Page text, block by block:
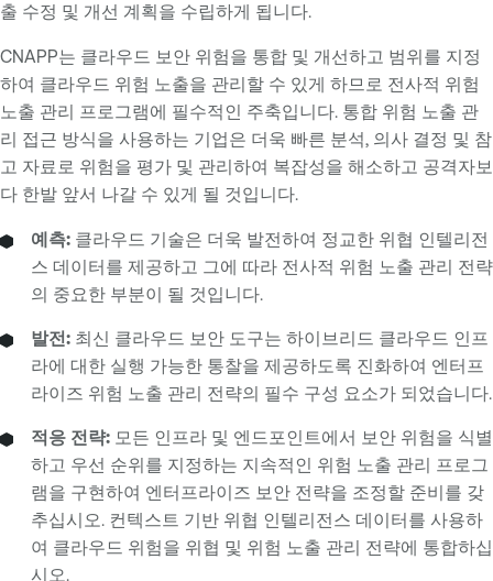
출 수정 및 개선 계획을 수립하게 됩니다.
CNAPP는 클라우드 보안 위험을 통합 및 개선하고 범위를 지정
하여 클라우드 위험 노출을 관리할 수 있게 하므로 전사적 위험
노출 관리 프로그램에 필수적인 주축입니다. 통합 위험 노출 관
리 접근 방식을 사용하는 기업은 더욱 빠른 분석, 의사 결정 및 참
고 자료로 위험을 평가 및 관리하여 복잡성을 해소하고 공격자보
다 한발 앞서 나갈 수 있게 될 것입니다.
예측: 클라우드 기술은 더욱 발전하여 정교한 위협 인텔리전
스 데이터를 제공하고 그에 따라 전사적 위험 노출 관리 전략
의 중요한 부분이 될 것입니다.
발전: 최신 클라우드 보안 도구는 하이브리드 클라우드 인프
라에 대한 실행 가능한 통찰을 제공하도록 진화하여 엔터프
라이즈 위험 노출 관리 전략의 필수 구성 요소가 되었습니다.
적응 전략: 모든 인프라 및 엔드포인트에서 보안 위험을 식별
하고 우선 순위를 지정하는 지속적인 위험 노출 관리 프로그
램을 구현하여 엔터프라이즈 보안 전략을 조정할 준비를 갖
추십시오. 컨텍스트 기반 위협 인텔리전스 데이터를 사용하
여 클라우드 위험을 위협 및 위험 노출 관리 전략에 통합하십
시오.